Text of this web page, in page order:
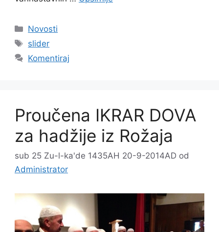
Kategorije
Novosti
Oznake
slider
Komentiraj
Proučena IKRAR DOVA
za hadžije iz Rožaja
sub 25 Zu-l-ka'de 1435AH 20-9-2014AD od
Administrator